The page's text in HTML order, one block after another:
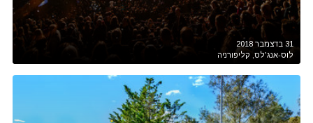
31 בדצמבר 2018
לוס-אנג'לס, קליפורניה